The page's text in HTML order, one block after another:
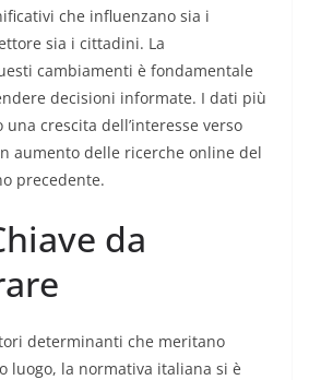
che influenzano sia i
sia i cittadini. La
cambiamenti è fondamentale
decisioni informate. I dati più
crescita dell’interesse verso
aumento delle ricerche online del
precedente.
da
determinanti che meritano
luogo, la normativa italiana si è